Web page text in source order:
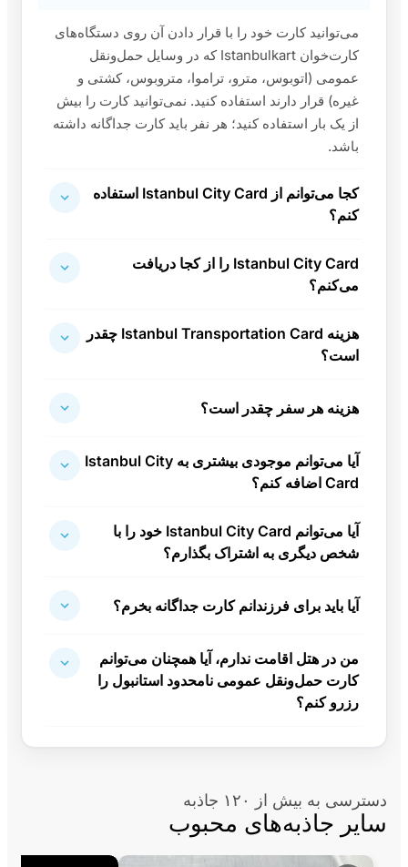
می‌توانید کارت خود را با قرار دادن آن روی دستگاه‌های
کارت‌خوان Istanbulkart که در وسایل حمل‌ونقل
عمومی (اتوبوس، مترو، تراموا، متروبوس، کشتی و
غیره) قرار دارند استفاده کنید. نمی‌توانید کارت را بیش
از یک بار استفاده کنید؛ هر نفر باید کارت جداگانه داشته
باشد.
کجا می‌توانم از Istanbul City Card استفاده
کنم؟
Istanbul City Card را از کجا دریافت
می‌کنم؟
هزینه Istanbul Transportation Card چقدر
است؟
هزینه هر سفر چقدر است؟
آیا می‌توانم موجودی بیشتری به Istanbul City
Card اضافه کنم؟
آیا می‌توانم Istanbul City Card خود را با
شخص دیگری به اشتراک بگذارم؟
آیا باید برای فرزندانم کارت جداگانه بخرم؟
من در هتل اقامت ندارم، آیا همچنان می‌توانم
کارت حمل‌ونقل عمومی نامحدود استانبول را
رزرو کنم؟
دسترسی به بیش از ۱۲۰ جاذبه
سایر جاذبه‌های محبوب